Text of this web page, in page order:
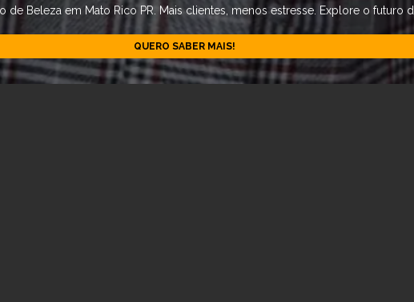
Beleza em Mato Rico PR. Mais clientes, menos estresse. Explore o futuro
QUERO SABER MAIS!